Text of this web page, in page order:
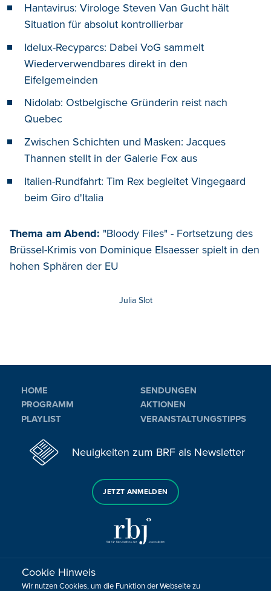
Hantavirus: Virologe Steven Van Gucht hält
Situation für absolut kontrollierbar
Idelux-Recyparcs: Dabei VoG sammelt
Wiederverwendbares direkt in den
Eifelgemeinden
Nidolab: Ostbelgische Gründerin reist nach
Quebec
Zwischen Schichten und Masken: Jacques
Thannen stellt in der Galerie Fox aus
Italien-Rundfahrt: Tim Rex begleitet Vingegaard
beim Giro d'Italia
Thema am Abend: "Bloody Files" - Fortsetzung des
Brüssel-Krimis von Dominique Elsaesser spielt in den
hohen Sphären der EU
Julia Slot
HOME
PROGRAMM
PLAYLIST
SENDUNGEN
AKTIONEN
VERANSTALTUNGSTIPPS
Neuigkeiten zum BRF als Newsletter
JETZT ANMELDEN
Sie haben noch Fragen oder Anmerkungen?
Cookie Hinweis
Wir nutzen Cookies, um die Funktion der Webseite zu